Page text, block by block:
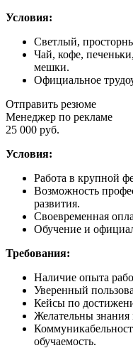
Условия:
Светлый,
Чай, кофе,
мешки.
Официальное
Отправить резюме
Менеджер по рекламе
25 000 руб.
Условия:
Работа в крупной
Возможность
развития.
Своевременная
Обучение и
Требования:
Наличие опыта
Уверенный
Кейсы по
Желательны знания
обучаемость.